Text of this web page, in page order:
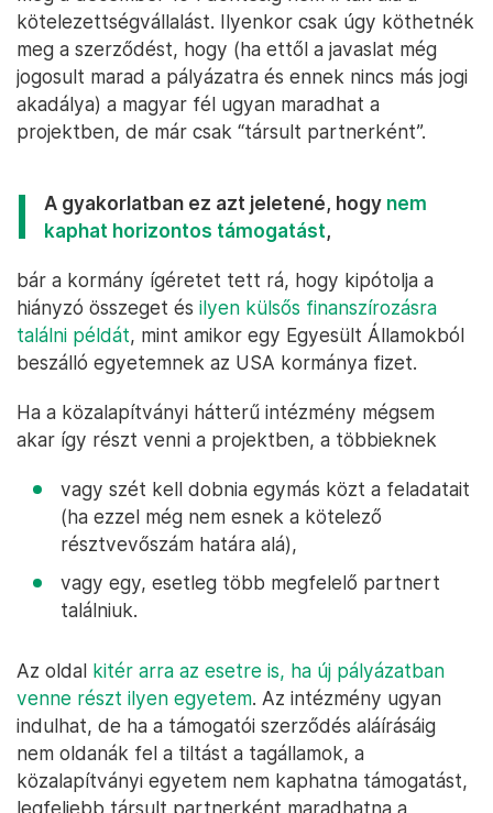
kötelezettségvállalást. Ilyenkor csak úgy köthetnék
meg a szerződést, hogy (ha ettől a javaslat még
jogosult marad a pályázatra és ennek nincs más jogi
akadálya) a magyar fél ugyan maradhat a
projektben, de már csak “társult partnerként”.
A gyakorlatban ez azt jeletené, hogy nem
kaphat horizontos támogatást,
bár a kormány ígéretet tett rá, hogy kipótolja a
hiányzó összeget és ilyen külsős finanszírozásra
találni példát, mint amikor egy Egyesült Államokból
beszálló egyetemnek az USA kormánya fizet.
Ha a közalapítványi hátterű intézmény mégsem
akar így részt venni a projektben, a többieknek
vagy szét kell dobnia egymás közt a feladatait
(ha ezzel még nem esnek a kötelező
résztvevőszám határa alá),
vagy egy, esetleg több megfelelő partnert
találniuk.
Az oldal kitér arra az esetre is, ha új pályázatban
venne részt ilyen egyetem. Az intézmény ugyan
indulhat, de ha a támogatói szerződés aláírásáig
nem oldanák fel a tiltást a tagállamok, a
közalapítványi egyetem nem kaphatna támogatást,
legfeljebb társult partnerként maradhatna a